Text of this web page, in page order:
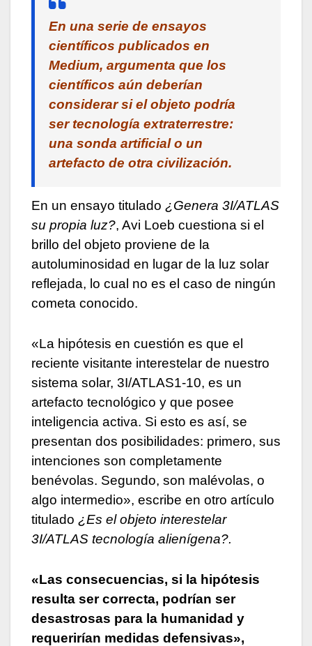
En una serie de ensayos
científicos publicados en
Medium, argumenta que los
científicos aún deberían
considerar si el objeto podría
ser tecnología extraterrestre:
una sonda artificial o un
artefacto de otra civilización.
En un ensayo titulado ¿Genera 3I/ATLAS
su propia luz?, Avi Loeb cuestiona si el
brillo del objeto proviene de la
autoluminosidad en lugar de la luz solar
reflejada, lo cual no es el caso de ningún
cometa conocido.
«La hipótesis en cuestión es que el
reciente visitante interestelar de nuestro
sistema solar, 3I/ATLAS1-10, es un
artefacto tecnológico y que posee
inteligencia activa. Si esto es así, se
presentan dos posibilidades: primero, sus
intenciones son completamente
benévolas. Segundo, son malévolas, o
algo intermedio», escribe en otro artículo
titulado ¿Es el objeto interestelar
3I/ATLAS tecnología alienígena?.
«Las consecuencias, si la hipótesis
resulta ser correcta, podrían ser
desastrosas para la humanidad y
requerirían medidas defensivas»,